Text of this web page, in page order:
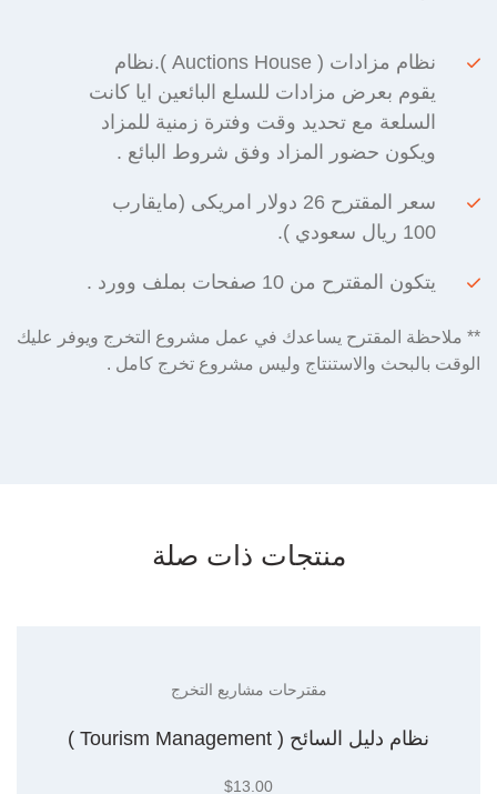
نظام مزادات ( Auctions House ).نظام
يقوم بعرض مزادات للسلع البائعين ايا كانت
السلعة مع تحديد وقت وفترة زمنية للمزاد
ويكون حضور المزاد وفق شروط البائع .
سعر المقترح 26 دولار امريكى (مايقارب
100 ريال سعودي ).
يتكون المقترح من 10 صفحات بملف وورد .
** ملاحظة المقترح يساعدك في عمل مشروع التخرج ويوفر عليك
الوقت بالبحث والاستنتاج وليس مشروع تخرج كامل .
منتجات ذات صلة
مقترحات مشاريع التخرج
نظام دليل السائح ( Tourism Management )
$13.00